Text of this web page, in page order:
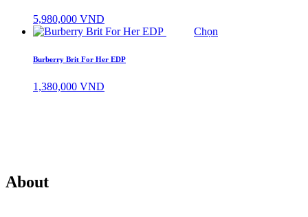
5,980,000 VND
Chọn
Burberry Brit For Her EDP
1,380,000 VND
About